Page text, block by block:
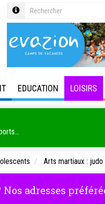
EDUCATION LOISIRS
Arts martiaux : judo
Nos adresses